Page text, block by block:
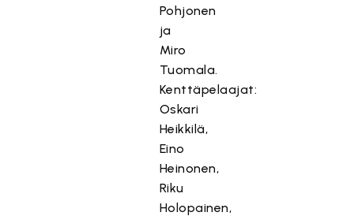
Pohjonen
ja
Miro
Tuomala.
Kenttäpelaajat:
Oskari
Heikkilä,
Eino
Heinonen,
Riku
Holopainen,